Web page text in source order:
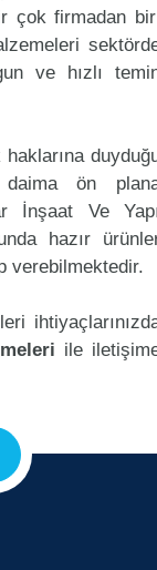
çok firmadan
ve hızlı
daima ön
İnşaat Ve
hazır
verebilmektedir.
ile